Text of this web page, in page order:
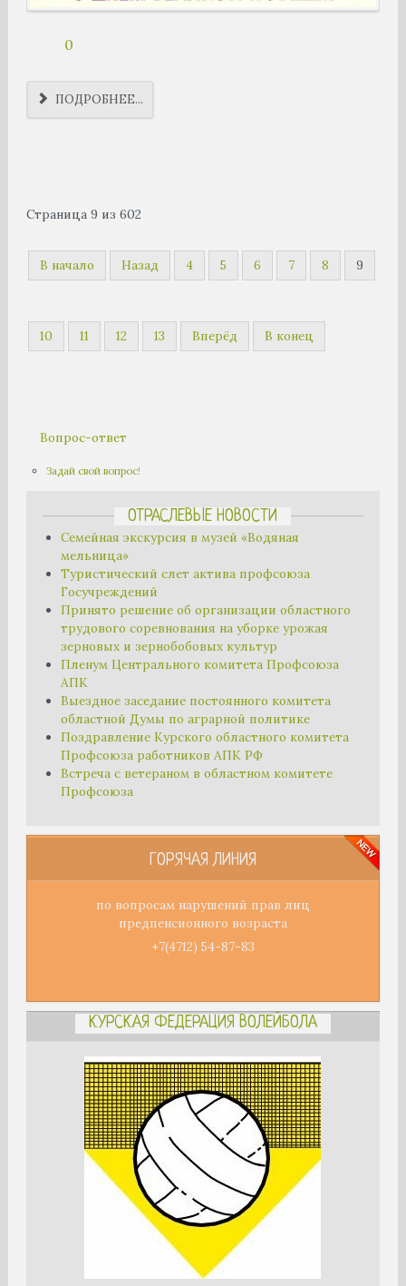
0
ПОДРОБНЕЕ...
Страница 9 из 602
В начало Назад 4 5 6 7 8 9
10 11 12 13 Вперёд В конец
Вопрос-ответ
Задай свой вопрос!
ОТРАСЛЕВЫЕ НОВОСТИ
Семейная экскурсия в музей «Водяная
мельница»
Туристический слет актива профсоюза
Госучреждений
Принято решение об организации областного
трудового соревнования на уборке урожая
зерновых и зернобобовых культур
Пленум Центрального комитета Профсоюза
АПК
Выездное заседание постоянного комитета
областной Думы по аграрной политике
Поздравление Курского областного комитета
Профсоюза работников АПК РФ
Встреча с ветераном в областном комитете
Профсоюза
ГОРЯЧАЯ ЛИНИЯ
по вопросам нарушений прав лиц
предпенсионного возраста
+7(4712) 54-87-83
КУРСКАЯ ФЕДЕРАЦИЯ ВОЛЕЙБОЛА